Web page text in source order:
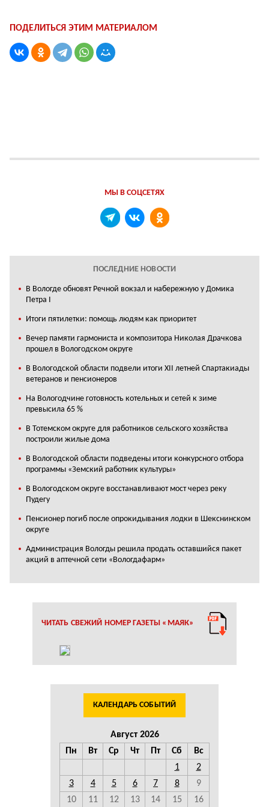
ПОДЕЛИТЬСЯ ЭТИМ МАТЕРИАЛОМ
МЫ В СОЦСЕТЯХ
ПОСЛЕДНИЕ НОВОСТИ
В Вологде обновят Речной вокзал и набережную у Домика
Петра I
Итоги пятилетки: помощь людям как приоритет
Вечер памяти гармониста и композитора Николая Драчкова
прошел в Вологодском округе
В Вологодской области подвели итоги XII летней Спартакиады
ветеранов и пенсионеров
На Вологодчине готовность котельных и сетей к зиме
превысила 65 %
В Тотемском округе для работников сельского хозяйства
построили жилые дома
В Вологодской области подведены итоги конкурсного отбора
программы «Земский работник культуры»
В Вологодском округе восстанавливают мост через реку
Пудегу
Пенсионер погиб после опрокидывания лодки в Шекснинском
округе
Администрация Вологды решила продать оставшийся пакет
акций в аптечной сети «Вологдафарм»
ЧИТАТЬ СВЕЖИЙ НОМЕР ГАЗЕТЫ «МАЯК»
КАЛЕНДАРЬ СОБЫТИЙ
Август 2026
Пн
Вт Ср Чт Пт Сб
Вс
1
2
3
4 5 6 7 8
9
10
11 12 13 14 15 16